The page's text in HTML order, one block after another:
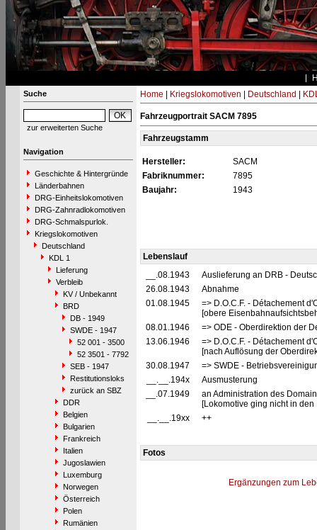
Suche
zur erweiterten Suche
Navigation
Geschichte & Hintergründe
Länderbahnen
DRG-Einheitslokomotiven
DRG-Zahnradlokomotiven
DRG-Schmalspurlok.
Kriegslokomotiven
Deutschland
KDL 1
Lieferung
Verbleib
KV / Unbekannt
BRD
DB - 1949
SWDE - 1947
52 001 - 3500
52 3501 - 7792
SEB - 1947
Restitutionsloks
zurück an SBZ
DDR
Belgien
Bulgarien
Frankreich
Italien
Jugoslawien
Luxemburg
Norwegen
Österreich
Polen
Rumänien
Home Kriegslokomotiven Deutschland
Fahrzeugportrait SACM 7895
Fahrzeugstamm
Hersteller:
SACM
Fabriknummer:
7895
Baujahr:
1943
Lebenslauf
__.08.1943
Auslieferung an DRB -
26.08.1943
Abnahme
01.08.1945
=> D.O.C.F. - Détachement
[obere
08.01.1946
=> ODE - Oberdirektion der
13.06.1946
=> D.O.C.F. - Détachement
[nach Auflösung der
30.08.1947
=> SWDE -
__.__.194x
Ausmusterung
__.07.1949
an Administration des
[Lokomotive ging nicht in
__.__.19xx
++
Fotos
Ergänzungen zum